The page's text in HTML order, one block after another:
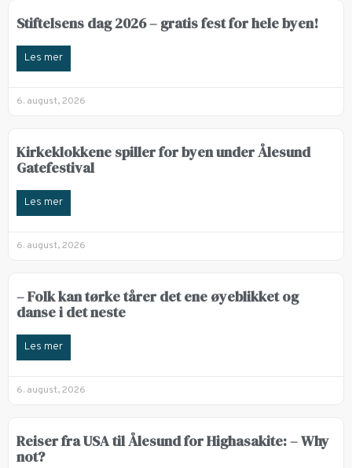
Stiftelsens dag 2026 – gratis fest for hele byen!
Les mer
6. august, 2026
Kirkeklokkene spiller for byen under Ålesund
Gatefestival
Les mer
6. august, 2026
– Folk kan tørke tårer det ene øyeblikket og
danse i det neste
Les mer
6. august, 2026
Reiser fra USA til Ålesund for Highasakite: – Why
not?